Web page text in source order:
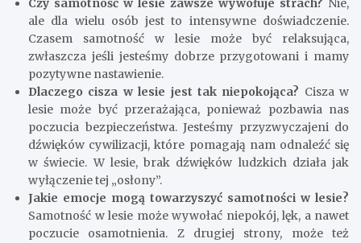
Czy samotność w lesie zawsze wywołuje strach? Nie,
ale dla wielu osób jest to intensywne doświadczenie.
Czasem samotność w lesie może być relaksująca,
zwłaszcza jeśli jesteśmy dobrze przygotowani i mamy
pozytywne nastawienie.
Dlaczego cisza w lesie jest tak niepokojąca? Cisza w
lesie może być przerażająca, ponieważ pozbawia nas
poczucia bezpieczeństwa. Jesteśmy przyzwyczajeni do
dźwięków cywilizacji, które pomagają nam odnaleźć się
w świecie. W lesie, brak dźwięków ludzkich działa jak
wyłączenie tej „osłony”.
Jakie emocje mogą towarzyszyć samotności w lesie?
Samotność w lesie może wywołać niepokój, lęk, a nawet
poczucie osamotnienia. Z drugiej strony, może też